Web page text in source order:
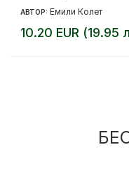
АВТОР: Емили Колет
10.20 EUR (19.95